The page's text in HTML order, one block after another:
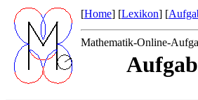
[Home] [Lexikon] [
Mathematik-Online-